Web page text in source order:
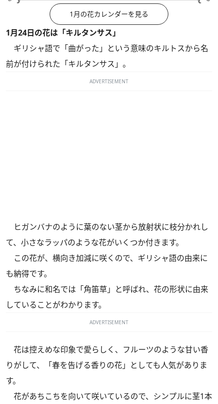
1月の花カレンダーを見る
1月24日の花は「キルタンサス」
ギリシャ語で「曲がった」という意味のキルトスから名
前が付けられた「キルタンサス」。
ADVERTISEMENT
ヒガンバナのように葉のない茎から放射状に枝分かれし
て、小さなラッパのような花がいくつか付きます。
この花が、横向き加減に咲くので、ギリシャ語の由来に
も納得です。
ちなみに和名では「角笛草」と呼ばれ、花の形状に由来
していることがわかります。
ADVERTISEMENT
花は控えめな印象で愛らしく、フルーツのような甘い香
りがして、「春を告げる香りの花」としても人気がありま
す。
花があちこちを向いて咲いているので、シンプルに茎1本